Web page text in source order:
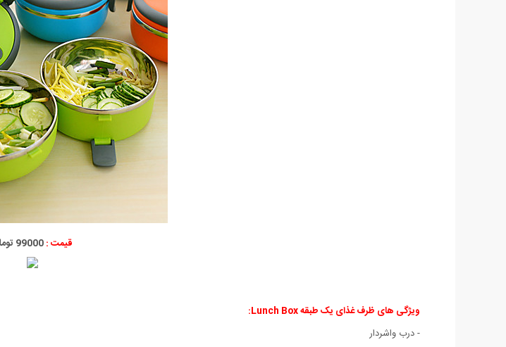
قیمت :99000 تومان
ویژگی های ظرف غذای یک طبقه Lunch Box:
- درب واشردار